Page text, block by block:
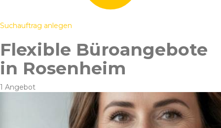
Suchauftrag anlegen
Flexible Büroangebote
in Rosenheim
1 Angebot